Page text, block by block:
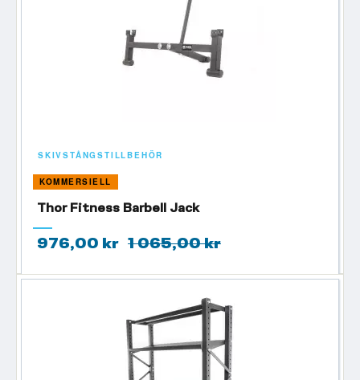
SKIVSTÅNGSTILLBEHÖR
KOMMERSIELL
Thor Fitness Barbell Jack
976,00 kr 1 065,00 kr